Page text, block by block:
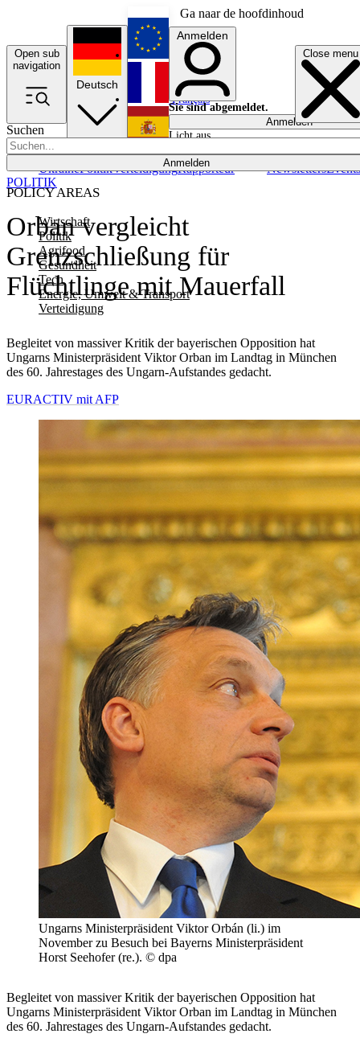
Ga naar de hoofdinhoud
Open sub
navigation
Close menu
Suchen
Anmelden
POLICY AREAS
Wirtschaft
Politik
Agrifood
Gesundheit
Tech
Energie, Umwelt & Transport
Verteidigung
UkrainePolitikVerteidigungRapporteur NewslettersEvents
Deutsch
English
Français
Anmelden
Sie sind abgemeldet.
Anmelden
Licht aus
Orban vergleicht
Grenzschließung für
Flüchtlinge mit Mauerfall
Begleitet von massiver Kritik der bayerischen Opposition hat
Ungarns Ministerpräsident Viktor Orban im Landtag in München
des 60. Jahrestages des Ungarn-Aufstandes gedacht.
POLITIK
EURACTIV mit AFP
Ungarns Ministerpräsident Viktor Orbán (li.) im
November zu Besuch bei Bayerns Ministerpräsident
Horst Seehofer (re.). © dpa
Begleitet von massiver Kritik der bayerischen Opposition hat
Ungarns Ministerpräsident Viktor Orban im Landtag in München
des 60. Jahrestages des Ungarn-Aufstandes gedacht.